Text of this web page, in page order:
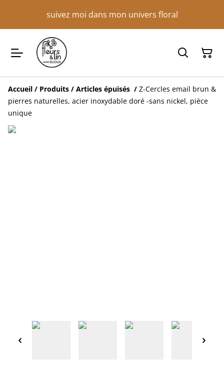
suivez moi dans mon univers floral
Accueil / Produits / Articles épuisés / Z-Cercles email brun &
pierres naturelles, acier inoxydable doré -sans nickel, pièce
unique